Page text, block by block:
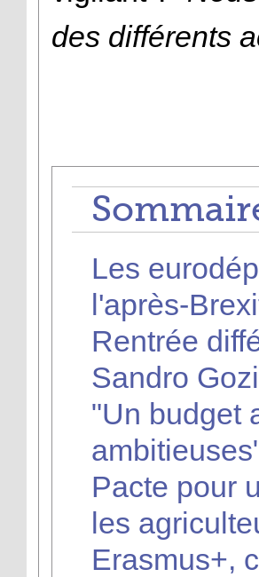
des différents
Les
l'après-
Rentrée
Sandro Gozi
"Un budget
Pacte pour
les
Erasmus+,